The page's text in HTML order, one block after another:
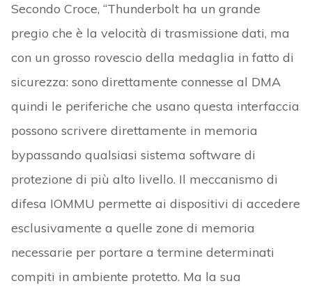
Secondo Croce, “Thunderbolt ha un grande
pregio che è la velocità di trasmissione dati, ma
con un grosso rovescio della medaglia in fatto di
sicurezza: sono direttamente connesse al DMA
quindi le periferiche che usano questa interfaccia
possono scrivere direttamente in memoria
bypassando qualsiasi sistema software di
protezione di più alto livello. Il meccanismo di
difesa IOMMU permette ai dispositivi di accedere
esclusivamente a quelle zone di memoria
necessarie per portare a termine determinati
compiti in ambiente protetto. Ma la sua